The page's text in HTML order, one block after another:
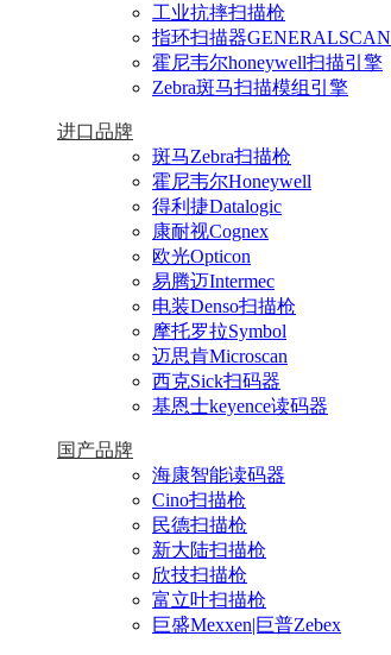
工业抗摔扫描枪
指环扫描器GENERALSCAN
霍尼韦尔honeywell扫描引擎
Zebra斑马扫描模组引擎
进口品牌
斑马Zebra扫描枪
霍尼韦尔Honeywell
得利捷Datalogic
康耐视Cognex
欧光Opticon
易腾迈Intermec
电装Denso扫描枪
摩托罗拉Symbol
迈思肯Microscan
西克Sick扫码器
基恩士keyence读码器
国产品牌
海康智能读码器
Cino扫描枪
民德扫描枪
新大陆扫描枪
欣技扫描枪
富立叶扫描枪
巨盛Mexxen|巨普Zebex